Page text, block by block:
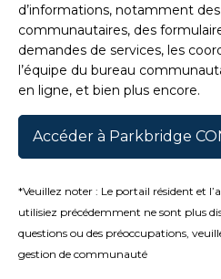
d’informations, notamment
communautaires, des
demandes de services, les
l’équipe du bureau
en ligne, et bien plus encore.
Accéder à Parkbridge
*Veuillez noter : Le portail résident et
utilisiez précédemment ne sont plus
questions ou des préoccupations,
gestion de communauté